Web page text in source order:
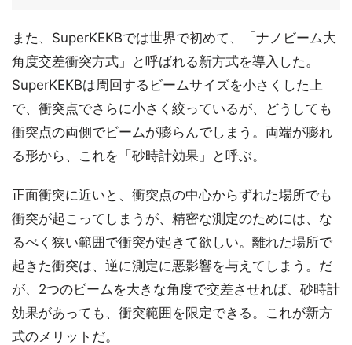
また、SuperKEKBでは世界で初めて、「ナノビーム大
角度交差衝突方式」と呼ばれる新方式を導入した。
SuperKEKBは周回するビームサイズを小さくした上
で、衝突点でさらに小さく絞っているが、どうしても
衝突点の両側でビームが膨らんでしまう。両端が膨れ
る形から、これを「砂時計効果」と呼ぶ。
正面衝突に近いと、衝突点の中心からずれた場所でも
衝突が起こってしまうが、精密な測定のためには、な
るべく狭い範囲で衝突が起きて欲しい。離れた場所で
起きた衝突は、逆に測定に悪影響を与えてしまう。だ
が、2つのビームを大きな角度で交差させれば、砂時計
効果があっても、衝突範囲を限定できる。これが新方
式のメリットだ。